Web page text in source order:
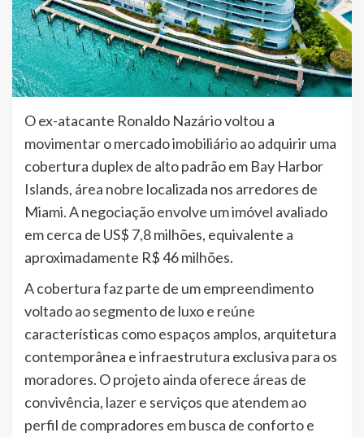
O ex-atacante Ronaldo Nazário voltou a
movimentar o mercado imobiliário ao adquirir uma
cobertura duplex de alto padrão em Bay Harbor
Islands, área nobre localizada nos arredores de
Miami. A negociação envolve um imóvel avaliado
em cerca de US$ 7,8 milhões, equivalente a
aproximadamente R$ 46 milhões.
A cobertura faz parte de um empreendimento
voltado ao segmento de luxo e reúne
características como espaços amplos, arquitetura
contemporânea e infraestrutura exclusiva para os
moradores. O projeto ainda oferece áreas de
convivência, lazer e serviços que atendem ao
perfil de compradores em busca de conforto e